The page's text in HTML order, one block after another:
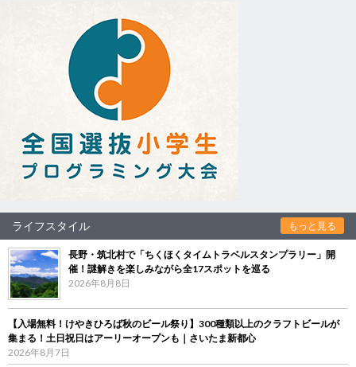
ライフスタイル もっと見る
長野・筑北村で「ちくほくタイムトラベルスタンプラリー」開
催！謎解きを楽しみながら全17スポットを巡る
2026年8月8日
【入場無料！けやきひろば秋のビール祭り】300種類以上のクラフトビールが
集まる！土日祝日はアーリーオープンも｜さいたま新都心
2026年8月7日